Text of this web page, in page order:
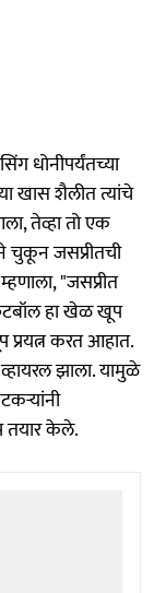
धोनीपर्यंतच्या
खास शैलीत त्यांचे
तेव्हा तो एक
चुकून जसप्रीतची
"जसप्रीत
हा खेळ खूप
करत आहात.
झाला. यामुळे
तयार केले.